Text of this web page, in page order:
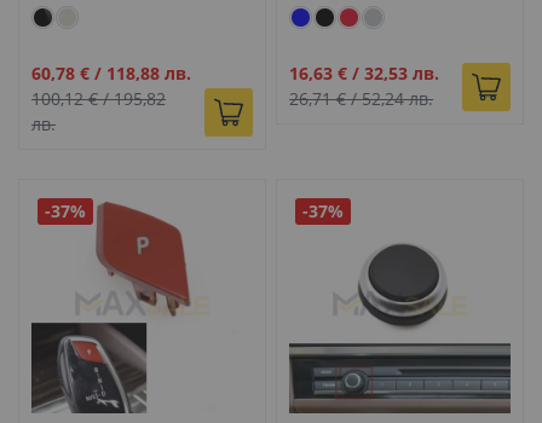
Промо
цена
60,78 € / 118,88 лв.
100,12 €/195,82
лв.
Промо
цена
16,63 € /32,53 лв.
26,71 €/52,24 лв.
-37% -37%